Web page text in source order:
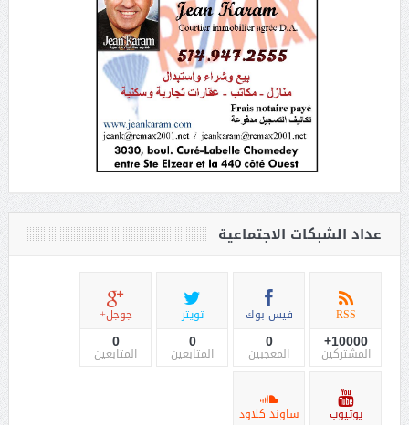
عداد الشبكات الاجتماعية
RSS
10000+
المشتركين
فيس بوك
0
المعجبين
تويتر
0
المتابعين
جوجل+
0
المتابعين
يوتيوب ساوند كلاود